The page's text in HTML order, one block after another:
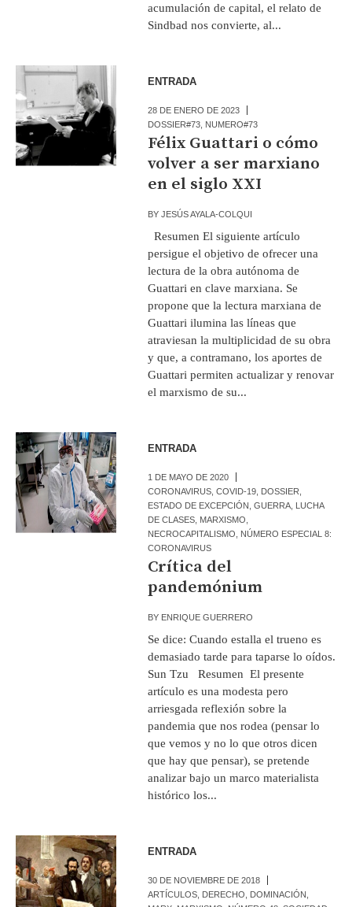
acumulación de capital, el relato de
Sindbad nos convierte, al...
ENTRADA
28 DE ENERO DE 2023
DOSSIER#73 NUMERO#73
Félix Guattari o cómo
volver a ser marxiano
en el siglo XXI
BYJESÚS AYALA-COLQUI
Resumen El siguiente artículo
persigue el objetivo de ofrecer una
lectura de la obra autónoma de
Guattari en clave marxiana. Se
propone que la lectura marxiana de
Guattari ilumina las líneas que
atraviesan la multiplicidad de su obra
y que, a contramano, los aportes de
Guattari permiten actualizar y renovar
el marxismo de su...
ENTRADA
1 DE MAYO DE 2020
CORONAVIRUS ,COVID-19 DOSSIER
ESTADO DE EXCEPCIÓN ,GUERRA LUCHA
DE CLASES MARXISMO
NECROCAPITALISMO
NÚMERO ESPECIAL 8:
CORONAVIRUS
Crítica del
pandemónium
BY ENRIQUE GUERRERO
Se dice: Cuando estalla el trueno es
demasiado tarde para taparse lo oídos.
Sun Tzu Resumen El presente
artículo es una modesta pero
arriesgada reflexión sobre la
pandemia que nos rodea (pensar lo
que vemos y no lo que otros dicen
que hay que pensar), se pretende
analizar bajo un marco materialista
histórico los...
ENTRADA
30 DE NOVIEMBRE DE 2018
ARTÍCULOS DERECHO DOMINACIÓN